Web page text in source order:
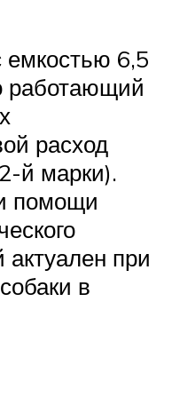
6,5
работающий
расход
й марки).
помощи
актуален при
в